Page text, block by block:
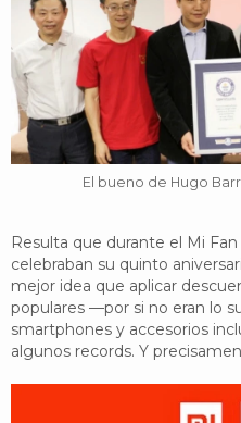
El bueno de Hugo
Resulta que durante el Mi Fan
celebraban su quinto
mejor idea que aplicar
populares —por si no eran lo
smartphones y accesorios
algunos records. Y